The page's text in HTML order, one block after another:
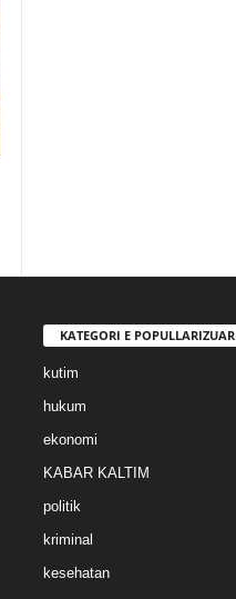
KATEGORI E POPULLARIZUAR
kutim
hukum
ekonomi
KABAR KALTIM
politik
kriminal
kesehatan